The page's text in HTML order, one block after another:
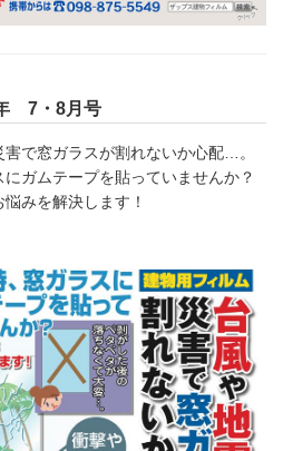
7・8月号
害で窓ガラスが割れないか心配…。
ガムテープを貼っていませんか？
みを解決します！